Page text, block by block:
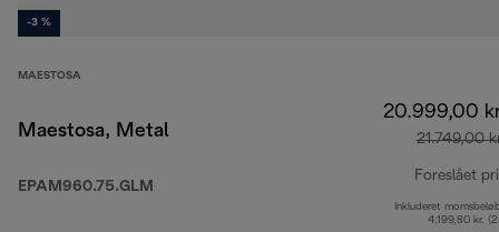
-3 %
MAESTOSA
Maestosa, Metal
EPAM960.75.GLM
20.999,00
21.749,00
Foreslået
Inkluderet
4.199,80 kr.